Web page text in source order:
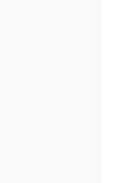
dataa i dette